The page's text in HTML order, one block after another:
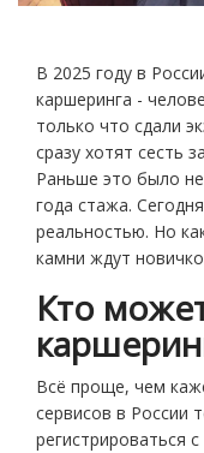
В 2025 году в
каршеринга -
только что сдали
сразу хотят сесть
Раньше это было
года стажа.
реальностью. Но
камни ждут
Кто
Всё проще, чем
сервисов в России
регистрироваться